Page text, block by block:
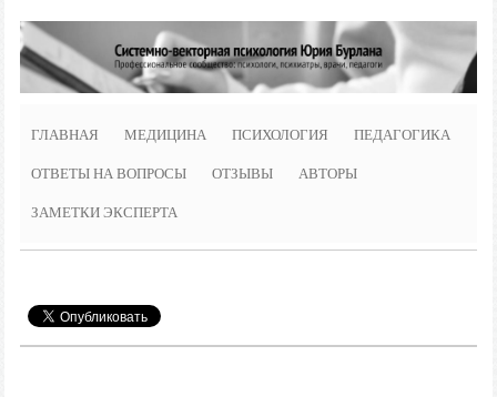
ГЛАВНАЯ МЕДИЦИНА ПСИХОЛОГИЯ ПЕДАГОГИКА
ОТВЕТЫ НА ВОПРОСЫ ОТЗЫВЫ АВТОРЫ
ЗАМЕТКИ ЭКСПЕРТА